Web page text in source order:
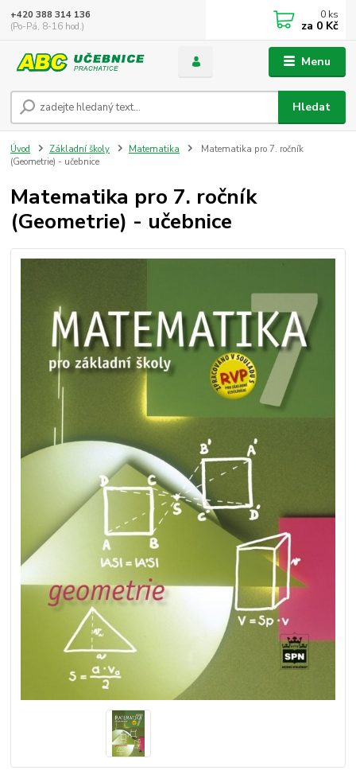
Menu
Hledat
+420 388 314 136
(Po-Pá, 8-16 hod.)
0 ks
za 0 Kč
Úvod Základní školy Matematika
Matematika pro 7. ročník
(Geometrie) - učebnice
Matematika pro 7. ročník
(Geometrie) - učebnice